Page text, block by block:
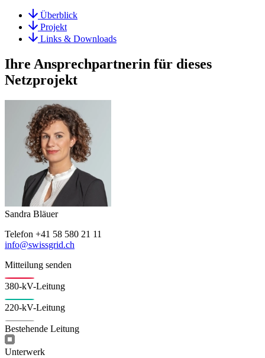
Überblick
Projekt
Links & Downloads
Ihre Ansprechpartnerin für dieses
Netzprojekt
Sandra Bläuer
Telefon +41 58 580 21 11
info@swissgrid.ch
Mitteilung senden
380-kV-Leitung
220-kV-Leitung
Bestehende Leitung
Unterwerk